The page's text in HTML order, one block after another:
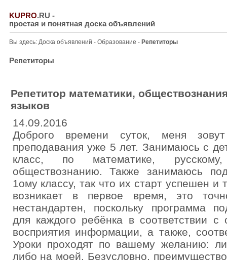
KUPRO.RU -
простая и понятная доска объявлений
Вы здесь: Доска объявлений - Образование - Репетиторы
Репетиторы
Репетитор математики,
языков
14.09.2016
Доброго времени суток, меня
преподавания уже 5 лет. Занимаюсь с
класс, по математике,
обществознанию. Также занимаюсь
1ому классу, так что их старт успешен и
возникает в первое время, это
нестандартен, поскольку программа
для каждого ребёнка в соответствии с
восприятия информации, а также,
Уроки проходят по вашему желанию:
либо на моей. Безусловно,